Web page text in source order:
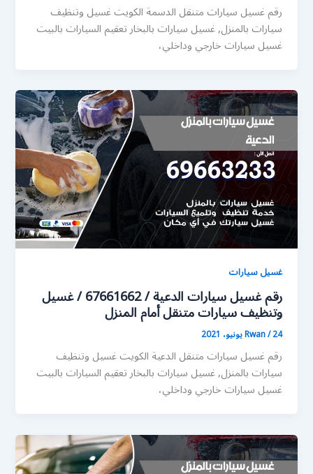
رقم غسيل سيارات متنقل الدسمة الكويت غسيل وتنظيف
سيارات بالمنزل, غسيل سيارات بالبخار تعقيم السيارات بالبيت
غسيل سيارات خارجي وداخلي،
غسيل سيارات
رقم غسيل سيارات الدعية / 67661662 / غسيل
وتنظيف سيارات متنقل أمام المنزل
Rwan/24 يونيو، 2021
رقم غسيل سيارات متنقل الدعية الكويت غسيل وتنظيف
سيارات بالمنزل, غسيل سيارات بالبخار تعقيم السيارات بالبيت
غسيل سيارات خارجي وداخلي،